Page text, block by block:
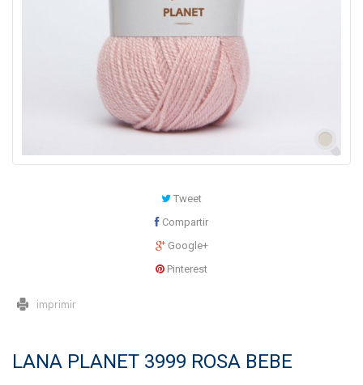
Tweet
Compartir
Google+
Pinterest
imprimir
LANA PLANET 3999 ROSA BEBE